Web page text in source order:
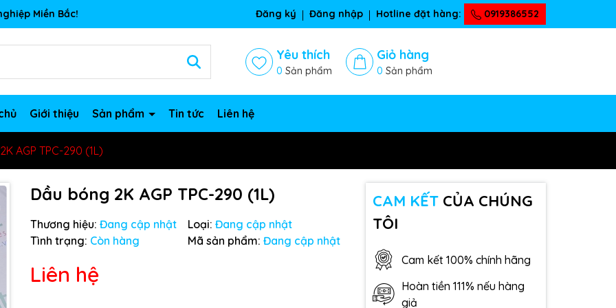
Miền Bắc! Đăng ký Đăng nhập Hotline đặt hàng: 0919386552
Yêu thích
0 Sản phẩm
Giỏ hàng
0 Sản phẩm
Giới thiệu Sản phẩm Tin tức Liên hệ
AGP TPC-290 (1L)
Dầu bóng 2K AGP TPC-290 (1L)
Thương hiệu: Đang cập nhật Loại: Đang cập nhật
Tình trạng: Còn hàng Mã sản phẩm: Đang cập nhật
Liên hệ
CAM KẾTCỦA CHÚNG
TÔI
Cam kết 100% chính hãng
Hoàn tiền 111% nếu hàng
giả